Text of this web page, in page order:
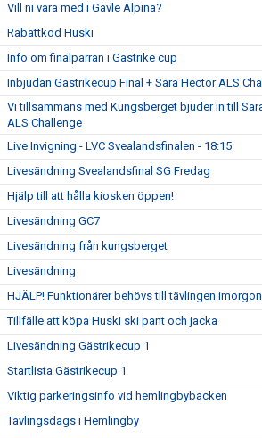
Vill ni vara med i Gävle Alpina?
Rabattkod Huski
Info om finalparran i Gästrike cup
Inbjudan Gästrikecup Final + Sara Hector ALS
Vi tillsammans med Kungsberget bjuder in till
ALS Challenge
Live Invigning - LVC Svealandsfinalen - 18:15
Livesändning Svealandsfinal SG Fredag
Hjälp till att hålla kiosken öppen!
Livesändning GC7
Livesändning från kungsberget
Livesändning
HJÄLP! Funktionärer behövs till tävlingen
Tillfälle att köpa Huski ski pant och jacka
Livesändning Gästrikecup 1
Startlista Gästrikecup 1
Viktig parkeringsinfo vid hemlingbybacken
Tävlingsdags i Hemlingby